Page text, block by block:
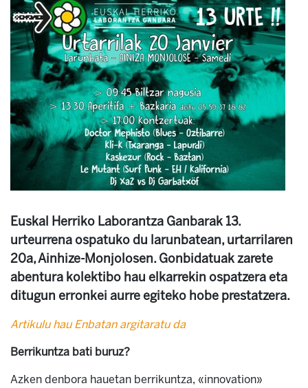
Euskal Herriko Laborantza Ganbarak 13.
urteurrena ospatuko du larunbatean, urtarrilaren
20a, Ainhize-Monjolosen. Gonbidatuak zarete
abentura kolektibo hau elkarrekin ospatzera eta
ditugun erronkei aurre egiteko hobe prestatzera.
Artikulu hau Enbatan argitaratu da
Berrikuntza bati buruz?
Azken denbora hauetan berrikuntza, «innovation»